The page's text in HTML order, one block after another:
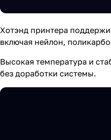
Хотэнд принтера
включая нейлон,
Высокая температура и
без доработки системы.